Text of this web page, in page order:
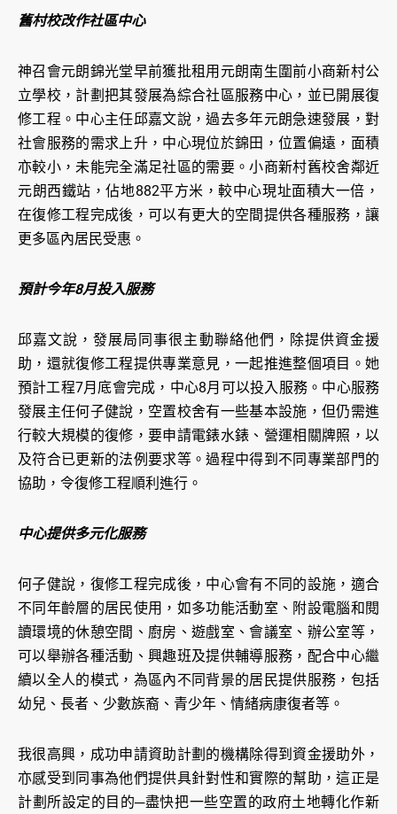
舊村校改作社區中心
神召會元朗錦光堂早前獲批租用元朗南生圍前小商新村公
立學校，計劃把其發展為綜合社區服務中心，並已開展復
修工程。中心主任邱嘉文說，過去多年元朗急速發展，對
社會服務的需求上升，中心現位於錦田，位置偏遠，面積
亦較小，未能完全滿足社區的需要。小商新村舊校舍鄰近
元朗西鐵站，佔地882平方米，較中心現址面積大一倍，
在復修工程完成後，可以有更大的空間提供各種服務，讓
更多區內居民受惠。
預計今年8月投入服務
邱嘉文說，發展局同事很主動聯絡他們，除提供資金援
助，還就復修工程提供專業意見，一起推進整個項目。她
預計工程7月底會完成，中心8月可以投入服務。中心服務
發展主任何子健說，空置校舍有一些基本設施，但仍需進
行較大規模的復修，要申請電錶水錶、營運相關牌照，以
及符合已更新的法例要求等。過程中得到不同專業部門的
協助，令復修工程順利進行。
中心提供多元化服務
何子健說，復修工程完成後，中心會有不同的設施，適合
不同年齡層的居民使用，如多功能活動室、附設電腦和閱
讀環境的休憩空間、廚房、遊戲室、會議室、辦公室等，
可以舉辦各種活動、興趣班及提供輔導服務，配合中心繼
續以全人的模式，為區內不同背景的居民提供服務，包括
幼兒、長者、少數族裔、青少年、情緒病康復者等。
我很高興，成功申請資助計劃的機構除得到資金援助外，
亦感受到同事為他們提供具針對性和實際的幫助，這正是
計劃所設定的目的─盡快把一些空置的政府土地轉化作新